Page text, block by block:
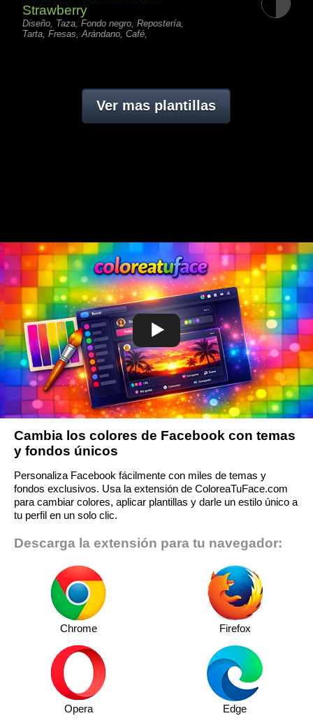
Strawberry
Diseño, Taza, Fondo negro, Repostería,
Tarta, Fresas, Arándano, Café,
Ver mas plantillas
Cambia los colores de Facebook con temas
y fondos únicos
Personaliza Facebook fácilmente con miles de temas y
fondos exclusivos. Usa la extensión de ColoreaTuFace.com
para cambiar colores, aplicar plantillas y darle un estilo único a
tu perfil en un solo clic.
Descarga la extensión para tu navegador:
Chrome Firefox
Opera Edge